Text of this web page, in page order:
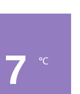
7 ℃